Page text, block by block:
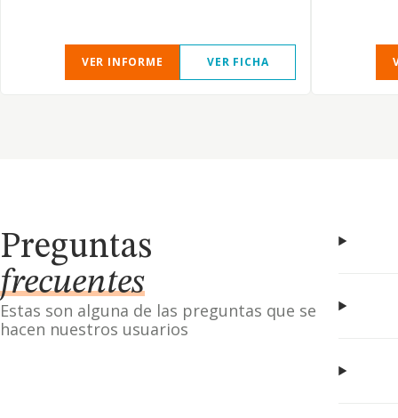
VER INFORME VER FICHA
Preguntas
frecuentes
Estas son alguna de las preguntas que se
hacen nuestros usuarios